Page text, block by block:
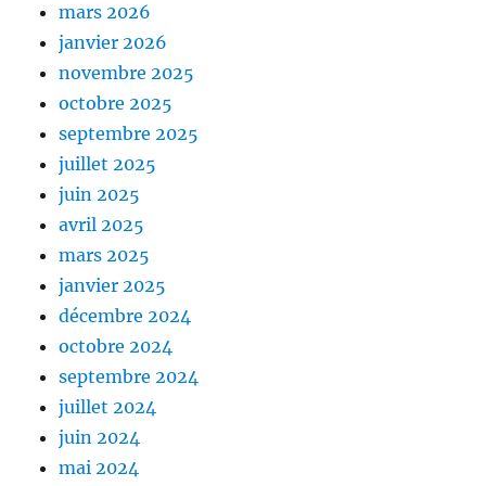
mars 2026
janvier 2026
novembre 2025
octobre 2025
septembre 2025
juillet 2025
juin 2025
avril 2025
mars 2025
janvier 2025
décembre 2024
octobre 2024
septembre 2024
juillet 2024
juin 2024
mai 2024